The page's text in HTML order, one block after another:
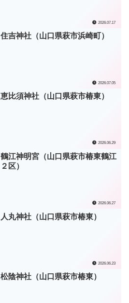
2026.07.17
住吉神社（山口県萩市浜崎町）
2026.07.05
恵比須神社（山口県萩市椿東）
2026.06.29
鶴江神明宮（山口県萩市椿東鶴江
２区）
2026.06.27
人丸神社（山口県萩市椿東）
2026.06.23
松陰神社（山口県萩市椿東）